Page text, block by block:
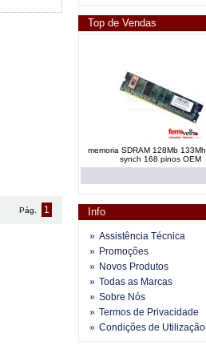
Pág. 1
Top de Vendas
synch 168 pinos OEM
SDRam 133Mhz CL3 OEM
Info
Assistência Técnica
Promoções
Novos Produtos
Todas as Marcas
Sobre Nós
Termos de Privacidade
Condições de Utilização